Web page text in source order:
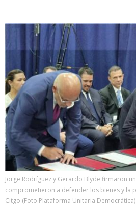
Jorge Rodríguez y Gerardo Blyde firmaron
comprometieron a defender los bienes y la
Citgo (Foto Plataforma Unitaria Democrática)